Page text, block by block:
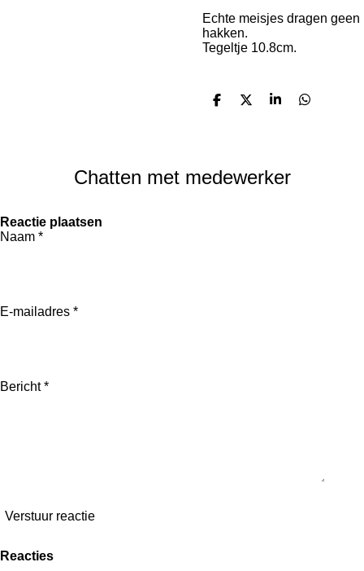
Echte meisjes dragen geen
hakken.
Tegeltje 10.8cm.
D
D
S
D
Chatten met medewerker
Reactie plaatsen
Naam *
E-mailadres *
Bericht *
Verstuur reactie
Reacties